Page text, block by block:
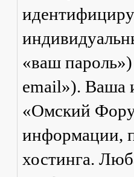
«ваш
email»). Ваша
«Омский
информации,
хостинга.